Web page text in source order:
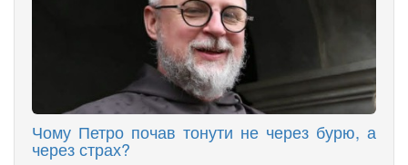
Чому Петро почав тонути не через бурю, а
через страх?